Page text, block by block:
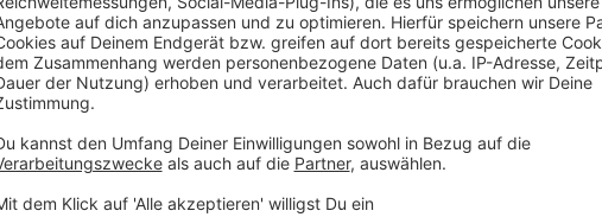
Anzeige
O Geisel Umweltspur 1